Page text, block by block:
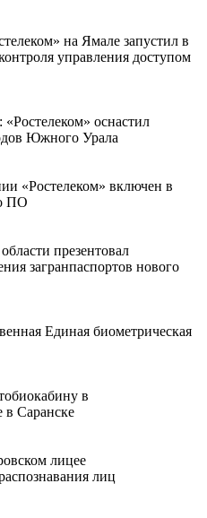
на Ямале запустил в
управления доступом
оснастил
Южного Урала
«Ростелеком» включен в
ПО
презентовал
загранпаспортов нового
Единая биометрическая
в
в Саранске
лицее
лиц